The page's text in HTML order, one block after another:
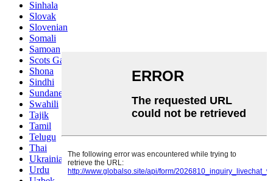
Sinhala
Slovak
Slovenian
Somali
Samoan
Scots Gaelic
Shona
Sindhi
Sundanese
Swahili
Tajik
Tamil
Telugu
Thai
Ukrainian
Urdu